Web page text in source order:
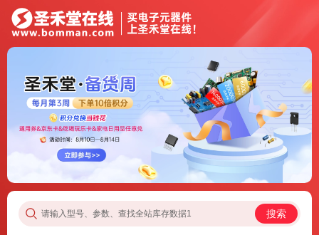
请输入型号、参数、查找全站库存数据1 搜索